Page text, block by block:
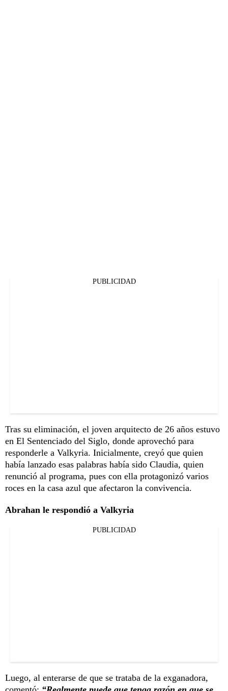
PUBLICIDAD
Tras su eliminación, el joven arquitecto de 26 años estuvo
en El Sentenciado del Siglo, donde aprovechó para
responderle a Valkyria. Inicialmente, creyó que quien
había lanzado esas palabras había sido Claudia, quien
renunció al programa, pues con ella protagonizó varios
roces en la casa azul que afectaron la convivencia.
Abrahan le respondió a Valkyria
PUBLICIDAD
Luego, al enterarse de que se trataba de la exganadora,